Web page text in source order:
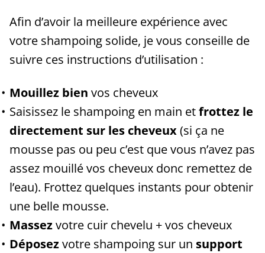
Afin d’avoir la meilleure expérience avec
votre shampoing solide, je vous conseille de
suivre ces instructions d’utilisation :
Mouillez bien vos cheveux
Saisissez le shampoing en main etfrottez le
directement sur les cheveux(si ça ne
mousse pas ou peu c’est que vous n’avez pas
assez mouillé vos cheveux donc remettez de
l’eau). Frottez quelques instants pour obtenir
une belle mousse.
Massezvotre cuir chevelu + vos cheveux
Déposezvotre shampoing sur un support